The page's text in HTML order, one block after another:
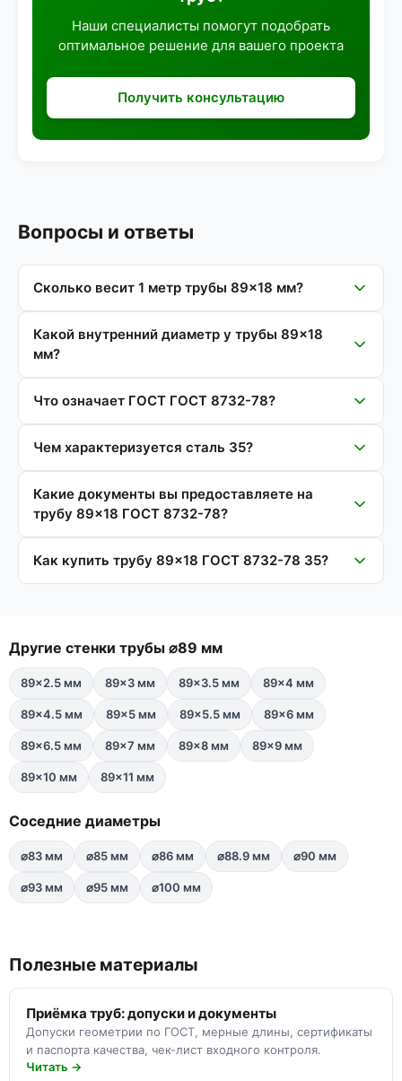
Наши специалисты помогут подобрать
оптимальное решение для вашего проекта
Получить консультацию
Вопросы и ответы
Сколько весит 1 метр трубы 89×18 мм?
Какой внутренний диаметр у трубы 89×18
мм?
Что означает ГОСТ ГОСТ 8732-78?
Чем характеризуется сталь 35?
Какие документы вы предоставляете на
трубу 89×18 ГОСТ 8732-78?
Как купить трубу 89×18 ГОСТ 8732-78 35?
Другие стенки трубы ⌀89 мм
89×2.5 мм 89×3 мм 89×3.5 мм 89×4 мм
89×4.5 мм 89×5 мм 89×5.5 мм 89×6 мм
89×6.5 мм 89×7 мм 89×8 мм 89×9 мм
89×10 мм 89×11 мм
Соседние диаметры
⌀83 мм ⌀85 мм ⌀86 мм ⌀88.9 мм ⌀90 мм
⌀93 мм ⌀95 мм ⌀100 мм
Полезные материалы
Приёмка труб: допуски и документы
Допуски геометрии по ГОСТ, мерные длины, сертификаты
и паспорта качества, чек-лист входного контроля.
Читать →